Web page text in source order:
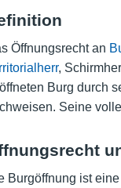
Öffnungsrecht an
,
Burg durch
Seine
Burgöffnung ist